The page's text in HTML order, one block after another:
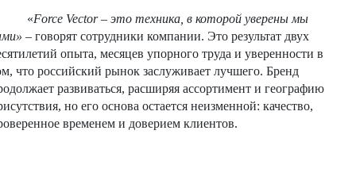
«Force Vector – это техника, в которой уверены мы
– говорят сотрудники компании. Это результат двух
опыта, месяцев упорного труда и уверенности в
что российский рынок заслуживает лучшего. Бренд
развиваться, расширяя ассортимент и географию
но его основа остается неизменной: качество,
временем и доверием клиентов.